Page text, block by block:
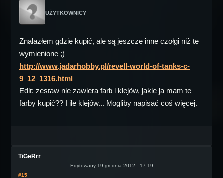
UŻYTKOWNICY
Znalazłem gdzie kupić, ale są jeszcze inne czołgi niż te
wymienione ;)
http://www.jadarhobby.pl/revell-world-of-tanks-c-
9_12_1316.html
Edit: zestaw nie zawiera farb i klejów, jakie ja mam te
farby kupić?? I ile klejów... Mogliby napisać coś więcej.
TiGeRrr
Edytowany 19 grudnia 2012 - 17:19
#15